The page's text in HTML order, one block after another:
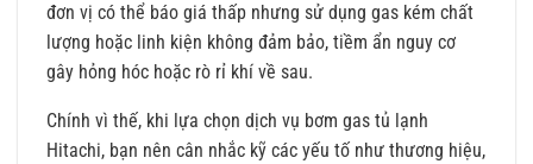
đơn vị có thể báo giá thấp nhưng sử dụng gas kém chất
lượng hoặc linh kiện không đảm bảo, tiềm ẩn nguy cơ
gây hỏng hóc hoặc rò rỉ khí về sau.
Chính vì thế, khi lựa chọn dịch vụ bơm gas tủ lạnh
Hitachi, bạn nên cân nhắc kỹ các yếu tố như thương hiệu,